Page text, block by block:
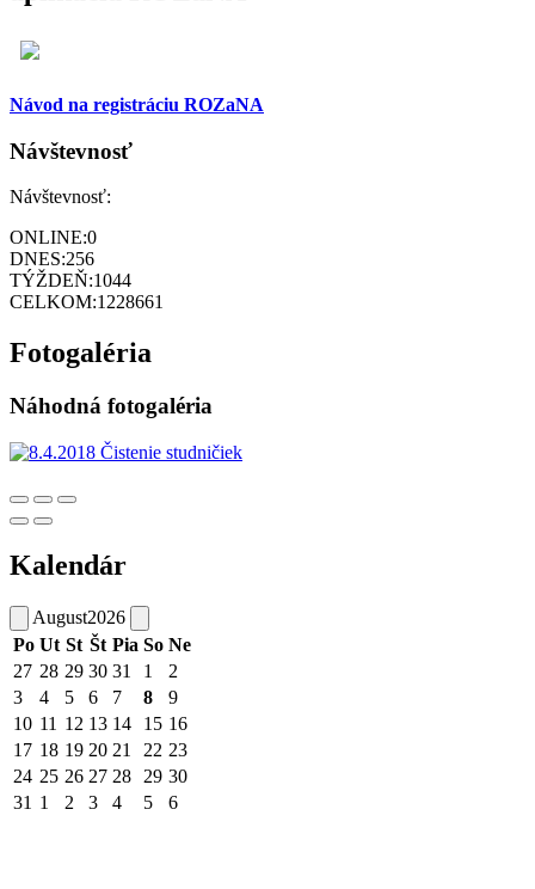
Návod na registráciu ROZaNA
Návštevnosť
Návštevnosť:
ONLINE:0
DNES:256
TÝŽDEŇ:1044
CELKOM:1228661
Fotogaléria
Náhodná fotogaléria
Kalendár
August2026
Po Ut St Št Pia So Ne
27 28 29 30 31 1
2
3
4 5 6 7 8
9
10 11 12 13 14 15 16
17 18 19 20 21 22 23
24 25 26 27 28 29 30
31 1 2 3 4 5 6